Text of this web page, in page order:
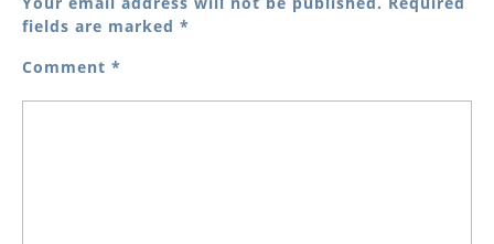
fields are marked *
Comment *